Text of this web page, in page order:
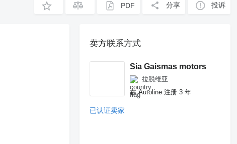
PDF 分享 投诉
卖方联系方式
Sia Gaismas motors
拉脱维亚
在 Autoline 注册 3 年
已认证卖家